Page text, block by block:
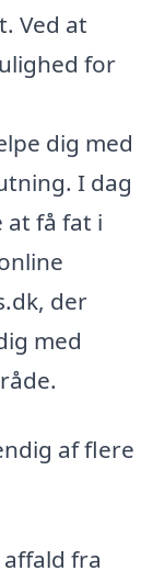
Ved at
for
dig med
I dag
at få fat i
der
med
af flere
fra